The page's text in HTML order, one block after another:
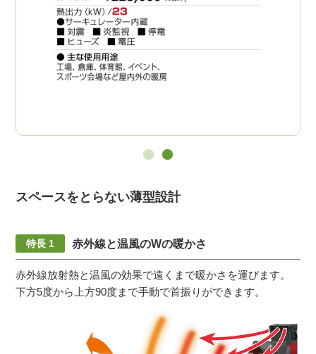
スペースをとらない薄型設計
赤外線と温風のWの暖かさ
赤外線放射熱と温風の効果で遠くまで暖かさを運びます。
下方5度から上方90度まで手動で首振りができます。